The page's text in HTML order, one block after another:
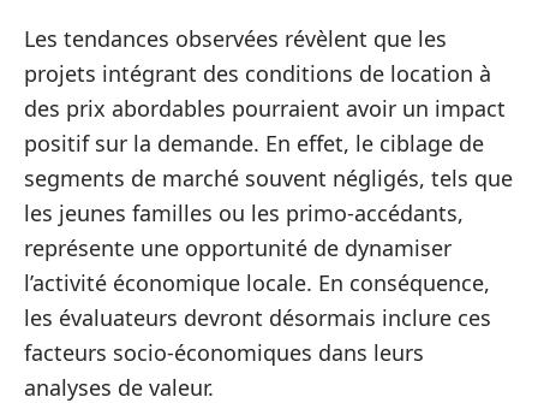
Les tendances observées révèlent que les
projets intégrant des conditions de location à
des prix abordables pourraient avoir un impact
positif sur la demande. En effet, le ciblage de
segments de marché souvent négligés, tels que
les jeunes familles ou les primo-accédants,
représente une opportunité de dynamiser
l’activité économique locale. En conséquence,
les évaluateurs devront désormais inclure ces
facteurs socio-économiques dans leurs
analyses de valeur.